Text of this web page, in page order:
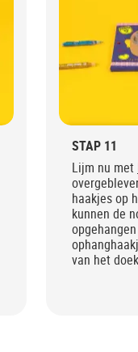
STAP 11
Lijm nu met
haakjes op
kunnen de
van het